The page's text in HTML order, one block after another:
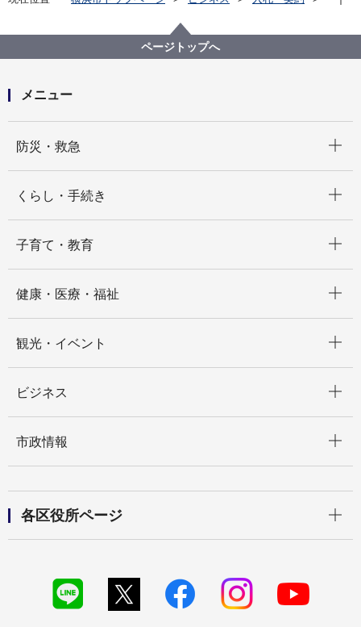
交通局
ページトップへ
メニュー
防災・救急
くらし・手続き
子育て・教育
健康・医療・福祉
観光・イベント
ビジネス
市政情報
各区役所ページ